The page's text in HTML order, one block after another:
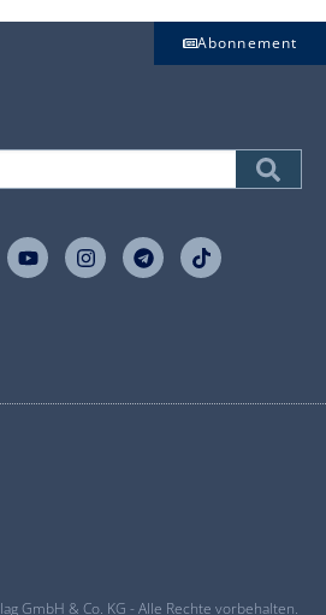
Abonnement
GmbH & Co. KG - Alle Rechte vorbehalten.